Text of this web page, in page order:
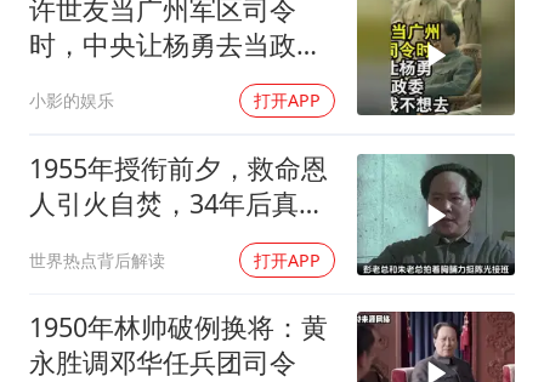
许世友当广州军区司令
时，中央让杨勇去当政
委，杨勇说：我不想去
小影的娱乐 打开APP
1955年授衔前夕，救命恩
人引火自焚，34年后真相
世界热点背后解读 打开APP
1950年林帅破例换将：黄
永胜调邓华任兵团司令